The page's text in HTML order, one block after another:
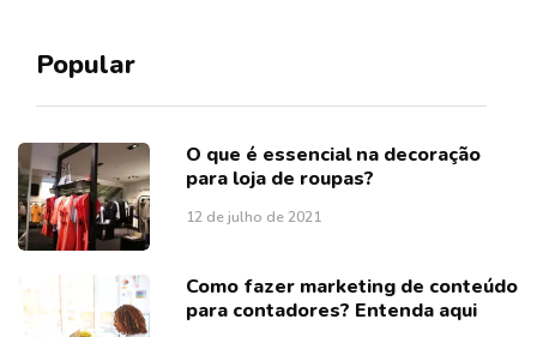
Popular
O que é essencial na decoração
para loja de roupas?
12 de julho de 2021
Como fazer marketing de conteúdo
para contadores? Entenda aqui